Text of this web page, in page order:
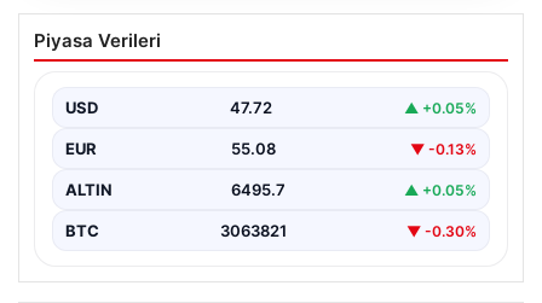
Avcılar Belediyesi’ne operasyon. 12
şüpheli gözaltına alındı
12 Şüpheli Gözaltına Alındı", "content": "İstanbul'un
önemli ilçelerinden Avcılar'da…
Piyasa Verileri
USD 47.72 ▲ +0.05%
EUR 55.08 ▼ -0.13%
ALTIN 6495.7 ▲ +0.05%
BTC 3063821 ▼ -0.30%